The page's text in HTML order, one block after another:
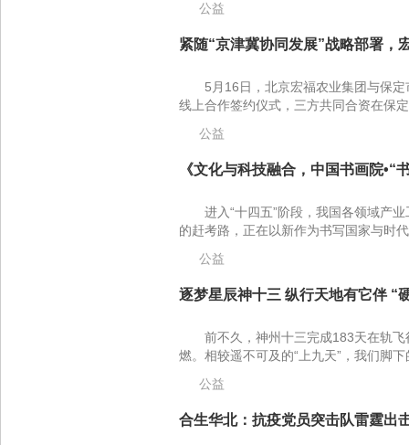
公益
紧随“京津冀协同发展”战略部署，
5月16日，北京宏福农业集团与保
线上合作签约仪式，三方共同合资在保
公益
《文化与科技融合，中国书画院•“
进入“十四五”阶段，我国各领域产
的赶考路，正在以新作为书写国家与时
公益
逐梦星辰神十三 纵行天地有它伴 “
前不久，神州十三完成183天在轨
燃。相较遥不可及的“上九天”，我们脚
公益
合生华北：抗疫党员突击队雷霆出